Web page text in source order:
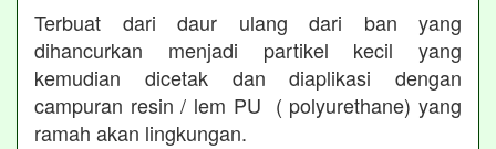
Terbuat dari daur ulang dari ban yang
dihancurkan menjadi partikel kecil yang
kemudian dicetak dan diaplikasi dengan
campuran resin / lem PU ( polyurethane) yang
ramah akan lingkungan.